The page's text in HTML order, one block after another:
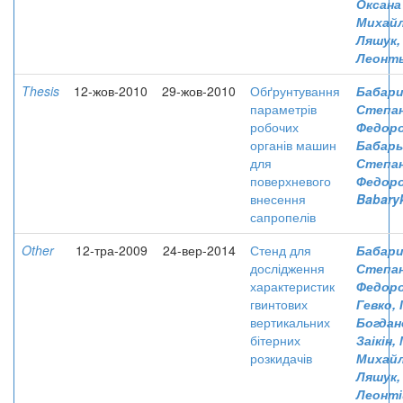
Оксана
Thesis
12-жов-2010 29-жов-2010
Обґрунтування
параметрів
робочих
органів машин
для
поверхневого
внесення
сапропелів
Other 12-тра-2009 24-вер-2014
Стенд для
дослідження
характеристик
гвинтових
вертикальних
бітерних
розкидачів
Гевко,